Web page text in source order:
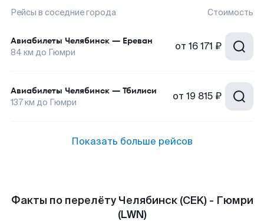
Рейсы в соседние города Стоимость
Авиабилеты Челябинск — Ереван
84 км до Гюмри от 16 171 ₽
Авиабилеты Челябинск — Тбилиси
137км до Гюмри от 19 815 ₽
Показать больше рейсов
Факты по перелёту Челябинск (CEK) - Гюмри
(LWN)